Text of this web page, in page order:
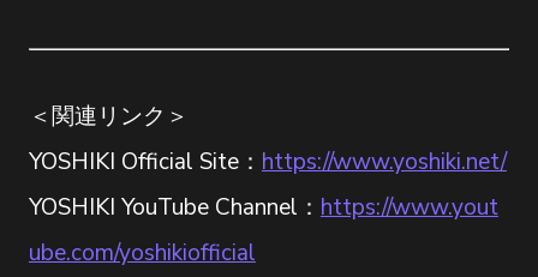
＜関連リンク＞
YOSHIKI Official Site： https://www.yoshiki.net/
YOSHIKI YouTube Channel： https://www.yout
ube.com/yoshikiofficial